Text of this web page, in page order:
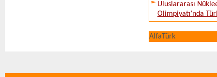
Uluslararası
Olimpiyatı’nda
AlfaTürk